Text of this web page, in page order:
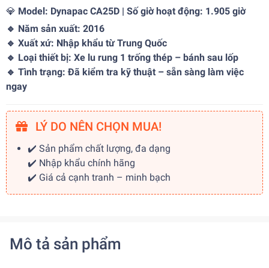
💎 Model: Dynapac CA25D | Số giờ hoạt động: 1.905 giờ
🔹 Năm sản xuất: 2016
🔹 Xuất xứ: Nhập khẩu từ Trung Quốc
🔹 Loại thiết bị: Xe lu rung 1 trống thép – bánh sau lốp
🔹 Tình trạng: Đã kiểm tra kỹ thuật – sẵn sàng làm việc
ngay
LÝ DO NÊN CHỌN MUA!
✔️ Sản phẩm chất lượng, đa dạng
✔️ Nhập khẩu chính hãng
✔️ Giá cả cạnh tranh – minh bạch
Mô tả sản phẩm